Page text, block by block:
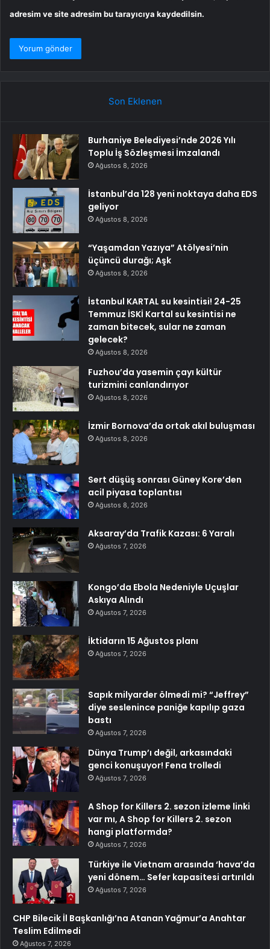
adresim ve site adresim bu tarayıcıya kaydedilsin.
Son Eklenen
Burhaniye Belediyesi’nde 2026 Yılı
Toplu İş Sözleşmesi İmzalandı
Ağustos 8, 2026
İstanbul’da 128 yeni noktaya daha EDS
geliyor
Ağustos 8, 2026
“Yaşamdan Yazıya” Atölyesi’nin
üçüncü durağı; Aşk
Ağustos 8, 2026
İstanbul KARTAL su kesintisi! 24-25
Temmuz İSKİ Kartal su kesintisi ne
zaman bitecek, sular ne zaman
gelecek?
Ağustos 8, 2026
Fuzhou’da yasemin çayı kültür
turizmini canlandırıyor
Ağustos 8, 2026
İzmir Bornova’da ortak akıl buluşması
Ağustos 8, 2026
Sert düşüş sonrası Güney Kore’den
acil piyasa toplantısı
Ağustos 8, 2026
Aksaray’da Trafik Kazası: 6 Yaralı
Ağustos 7, 2026
Kongo’da Ebola Nedeniyle Uçuşlar
Askıya Alındı
Ağustos 7, 2026
İktidarın 15 Ağustos planı
Ağustos 7, 2026
Sapık milyarder ölmedi mi? “Jeffrey”
diye seslenince paniğe kapılıp gaza
bastı
Ağustos 7, 2026
Dünya Trump’ı değil, arkasındaki
genci konuşuyor! Fena trolledi
Ağustos 7, 2026
A Shop for Killers 2. sezon izleme linki
var mı, A Shop for Killers 2. sezon
hangi platformda?
Ağustos 7, 2026
Türkiye ile Vietnam arasında ‘hava’da
yeni dönem… Sefer kapasitesi artırıldı
Ağustos 7, 2026
CHP Bilecik İl Başkanlığı’na Atanan Yağmur’a Anahtar
Teslim Edilmedi
Ağustos 7, 2026